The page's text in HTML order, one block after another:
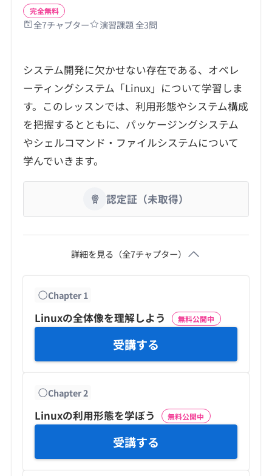
全7チャプター 演習課題 全3問
完全無料
システム開発に欠かせない存在である、オペレ
ーティングシステム「Linux」について学習しま
す。このレッスンでは、利用形態やシステム構成
を把握するとともに、パッケージングシステム
やシェルコマンド・ファイルシステムについて
認定証（未取得）
詳細を見る（全7チャプター）
Chapter1
Linuxの全体像を理解しよう 無料公開中
受講する
Chapter2
Linuxの利用形態を学ぼう 無料公開中
受講する